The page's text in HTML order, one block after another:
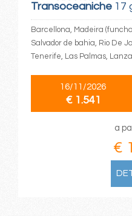
Transoceaniche17
Barcellona, Madeira
Salvador de bahia, Rio De
Tenerife, Las Palmas,
16/11/2026
€ 1.541
a
€